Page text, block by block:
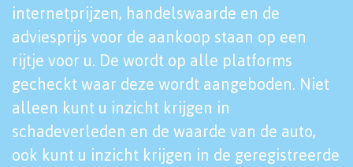
internetprijzen, handelswaarde en de
adviesprijs voor de aankoop staan op een
rijtje voor u. De wordt op alle platforms
gecheckt waar deze wordt aangeboden. Niet
alleen kunt u inzicht krijgen in
schadeverleden en de waarde van de auto,
ook kunt u inzicht krijgen in de geregistreerde